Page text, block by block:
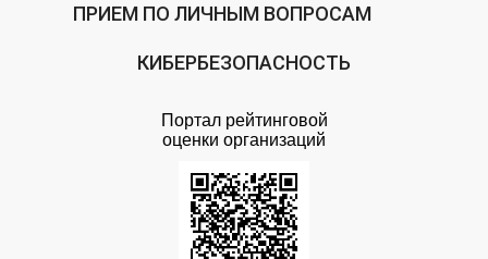
ПРИЕМ ПО ЛИЧНЫМ ВОПРОСАМ
КИБЕРБЕЗОПАСНОСТЬ
Портал рейтинговой
оценки организаций